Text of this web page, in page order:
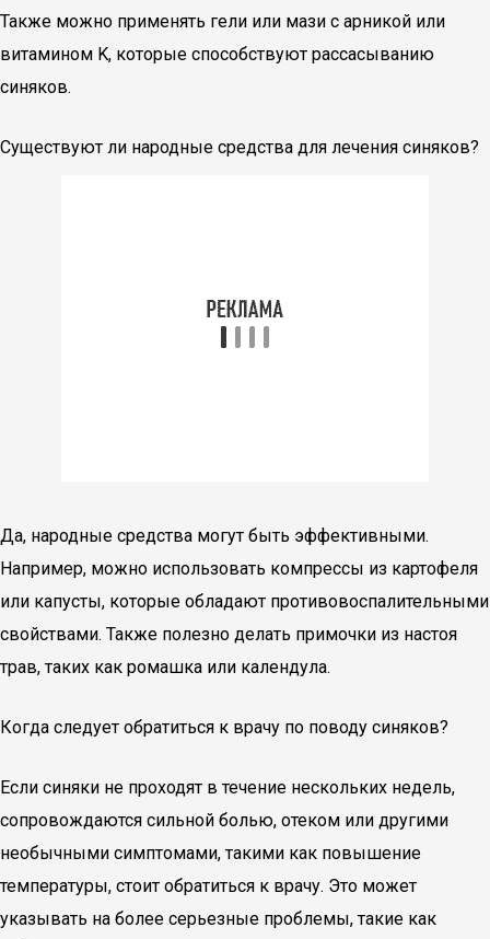
Также можно применять гели или мази с арникой или
витамином K, которые способствуют рассасыванию
синяков.
Существуют ли народные средства для лечения синяков?
Да, народные средства могут быть эффективными.
Например, можно использовать компрессы из картофеля
или капусты, которые обладают противовоспалительными
свойствами. Также полезно делать примочки из настоя
трав, таких как ромашка или календула.
Когда следует обратиться к врачу по поводу синяков?
Если синяки не проходят в течение нескольких недель,
сопровождаются сильной болью, отеком или другими
необычными симптомами, такими как повышение
температуры, стоит обратиться к врачу. Это может
указывать на более серьезные проблемы, такие как